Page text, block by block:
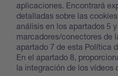
aplicaciones. Encontrará
detalladas sobre las
análisis en los apartados 5
marcadores/conectores de
apartado 7 de esta Política
En el apartado 8,
la integración de los vídeos